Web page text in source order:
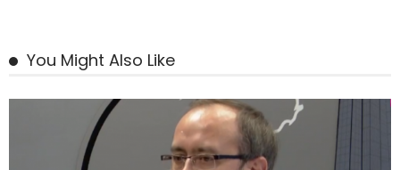
You Might Also Like